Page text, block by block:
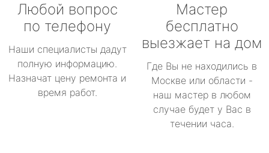
Любой вопрос
по телефону
Наши специалисты дадут
полную информацию.
Назначат цену ремонта и
время работ.
Мастер
бесплатно
выезжает на дом
Где Вы не находились в
Москве или области -
наш мастер в любом
случае будет у Вас в
течении часа.